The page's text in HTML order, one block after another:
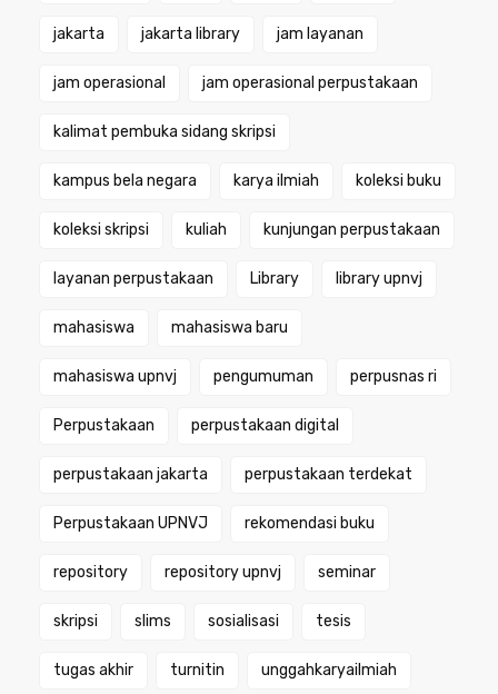
jakarta jakarta library jam layanan
jam operasional jam operasional perpustakaan
kalimat pembuka sidang skripsi
kampus bela negara karya ilmiah koleksi buku
koleksi skripsi kuliah kunjungan perpustakaan
layanan perpustakaan Library library upnvj
mahasiswa mahasiswa baru
mahasiswa upnvj pengumuman perpusnas ri
Perpustakaan perpustakaan digital
perpustakaan jakarta perpustakaan terdekat
Perpustakaan UPNVJ rekomendasi buku
repository repository upnvj seminar
skripsi slims sosialisasi tesis
tugas akhir turnitin unggahkaryailmiah